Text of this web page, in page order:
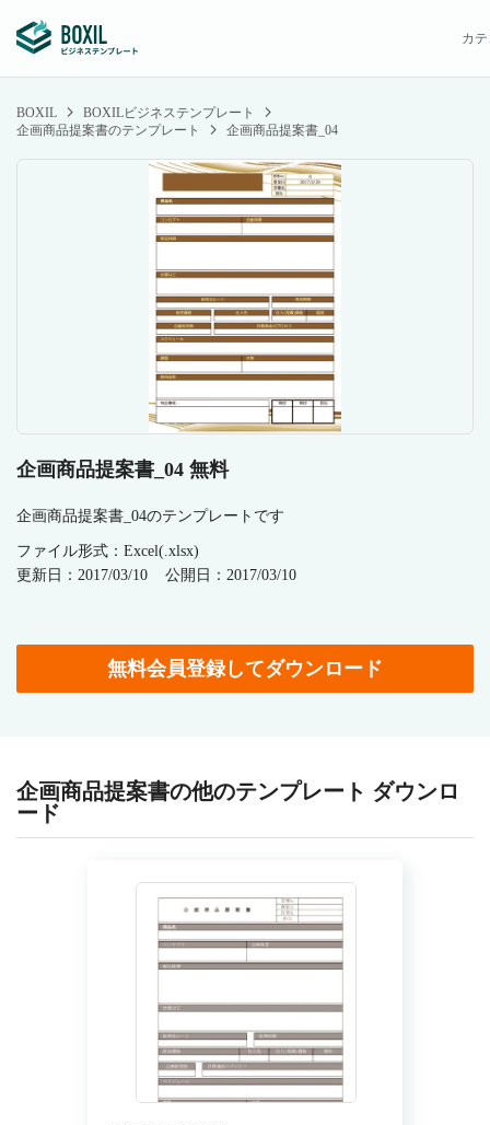
カ
BOXIL
BOXILビジネステンプレート
企画商品提案書のテンプレート
企画商品提案書_04
企画商品提案書_04 無料
企画商品提案書_04のテンプレートです
ファイル形式：Excel(.xlsx)
更新日：2017/03/10
公開日：2017/03/10
無料会員登録してダウンロード
企画商品提案書の他のテンプレート ダウンロ
ード